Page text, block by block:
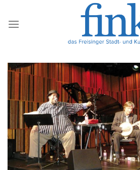
Inhalt
springen